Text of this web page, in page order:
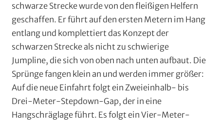
schwarze Strecke wurde von den fleißigen Helfern
geschaffen. Er führt auf den ersten Metern im Hang
entlang und komplettiert das Konzept der
schwarzen Strecke als nicht zu schwierige
Jumpline, die sich von oben nach unten aufbaut. Die
Sprünge fangen klein an und werden immer größer:
Auf die neue Einfahrt folgt ein Zweieinhalb- bis
Drei-Meter-Stepdown-Gap, der in eine
Hangschräglage führt. Es folgt ein Vier-Meter-